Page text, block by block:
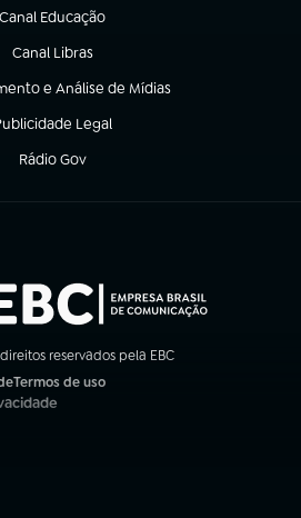
Canal Educação
(abre em nova aba)
Canal Libras
(abre em nova aba)
e Análise de Mídias
aba)
Legal
em nova aba)
Rádio Gov
(abre em nova aba)
reservados pela EBC
Termos de uso
(abre em nova aba)